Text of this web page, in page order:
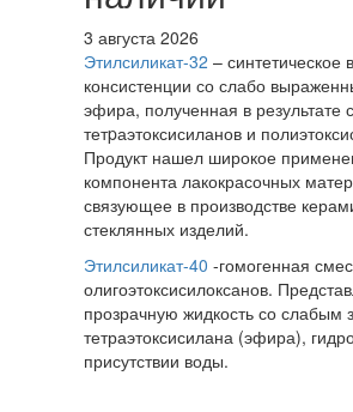
3 августа 2026
Этилсиликат-32 – синтетическое
консистенции со слабо
эфира, полученная в результате
тетpаэтоксисиланов и
Продукт нашел широкое
компонента лакокрасочных
связующее в производстве
стеклянных изделий.
Этилсиликат-40 -гомогенная
олигоэтоксисилоксанов.
прозрачную жидкость со слабым
тетраэтоксисилана (эфира),
присутствии воды.